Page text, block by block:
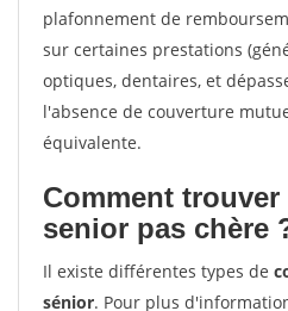
plafonnement de
sur certaines prestations
optiques, dentaires, et
l'absence de couverture
équivalente.
Comment
senior pas chère
Il existe différentes types de
sénior. Pour plus